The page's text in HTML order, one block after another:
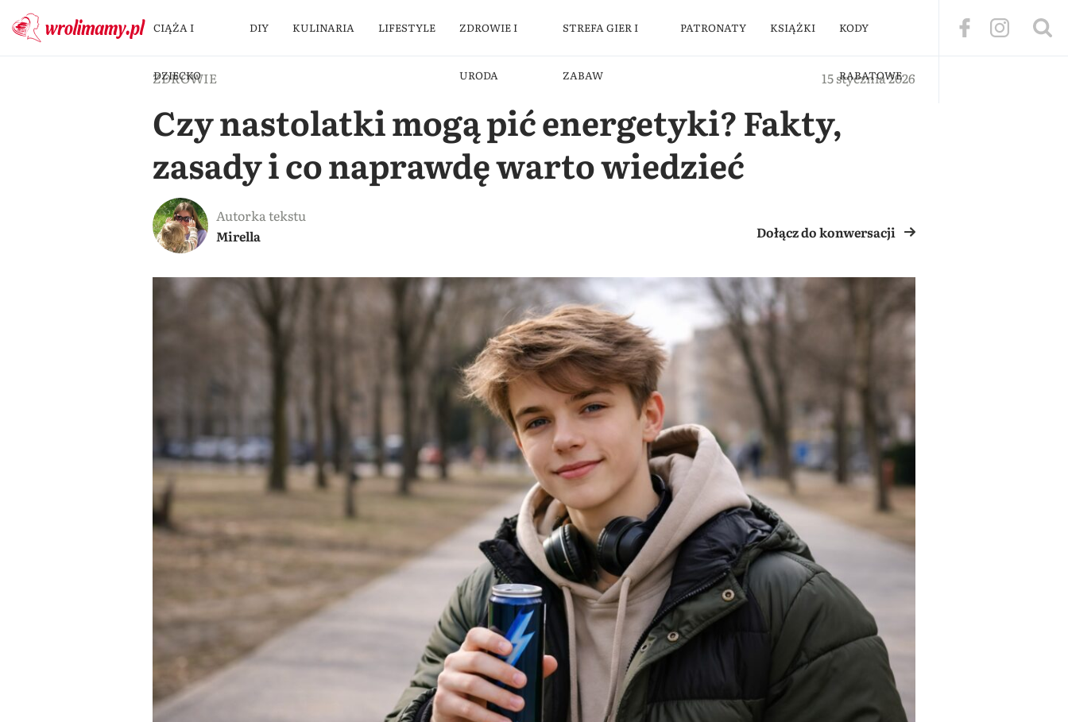
CIĄŻA I
DZIECKO
DIY KULINARIA LIFESTYLE ZDROWIE I
URODA
STREFA GIER I
ZABAW
PATRONATY KSIĄŻKI KODY
RABATOWE
ZDROWIE 15 stycznia 2026
Czy nastolatki mogą pić energetyki? Fakty,
zasady i co naprawdę warto wiedzieć
Autorka tekstu
Mirella
Dołącz do konwersacji